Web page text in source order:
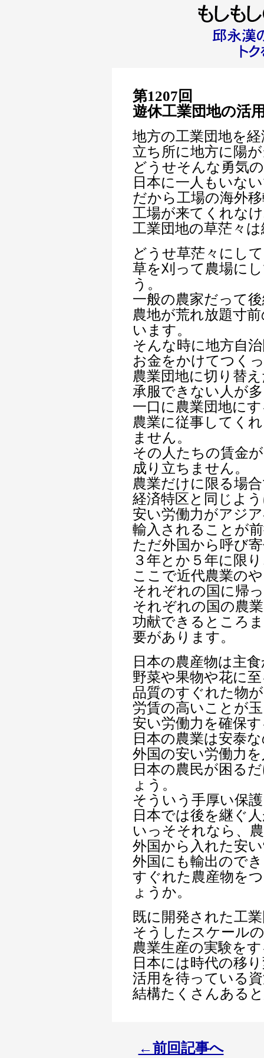
第1207回
遊休工業団地の活
地方の工業団地を
立ち所に地方に陽
どうせそんな勇気
日本に一人もいな
だから工場の海外
工場が来てくれな
工業団地の草茫々
どうせ草茫々にし
草を刈って農場に
う。
一般の農家だって
農地が荒れ放題寸
います。
そんな時に地方自
お金をかけてつく
農業団地に切り替
承服できない人が
一口に農業団地に
農業に従事してく
ません。
その人たちの賃金
成り立ちません。
農業だけに限る場
経済特区と同じよ
安い労働力がアジ
輸入されることが
ただ外国から呼び
３年とか５年に限
ここで近代農業の
それぞれの国に帰
それぞれの国の農
功献できるところ
要があります。
日本の農産物は主
野菜や果物や花に
品質のすぐれた物
労賃の高いことが
安い労働力を確保
日本の農業は安泰
外国の安い労働力
日本の農民が困る
ょう。
そういう手厚い保
日本では後を継ぐ
いっそそれなら、
外国から入れた安
外国にも輸出ので
すぐれた農産物を
ょうか。
既に開発された工
そうしたスケール
農業生産の実験を
日本には時代の移
活用を待っている
結構たくさんある
←前回記事へ